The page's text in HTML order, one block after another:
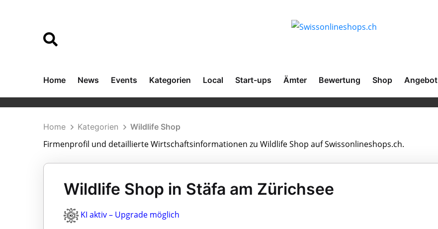
Home News Events Kategorien Local Start-ups Ämter Bewertung Shop Angebot
Home Kategorien Wildlife Shop
Firmenprofil und detaillierte Wirtschaftsinformationen zu Wildlife Shop auf Swissonlineshops.ch.
Wildlife Shop in Stäfa am Zürichsee
KI aktiv – Upgrade möglich